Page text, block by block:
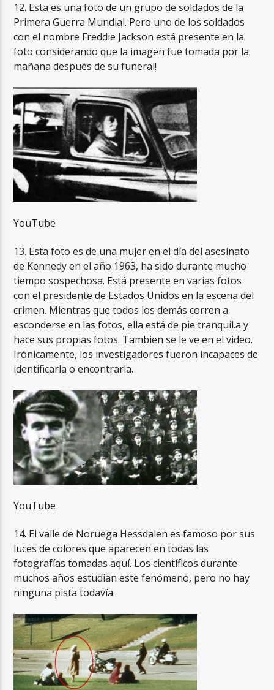
12. Esta es una foto de un grupo de soldados de la
Primera Guerra Mundial. Pero uno de los soldados
con el nombre Freddie Jackson está presente en la
foto considerando que la imagen fue tomada por la
mañana después de su funeral!
YouTube
13. Esta foto es de una mujer en el día del asesinato
de Kennedy en el año 1963, ha sido durante mucho
tiempo sospechosa. Está presente en varias fotos
con el presidente de Estados Unidos en la escena del
crimen. Mientras que todos los demás corren a
esconderse en las fotos, ella está de pie tranquil.a y
hace sus propias fotos. Tambien se le ve en el video.
Irónicamente, los investigadores fueron incapaces de
identificarla o encontrarla.
YouTube
14. El valle de Noruega Hessdalen es famoso por sus
luces de colores que aparecen en todas las
fotografías tomadas aquí. Los científicos durante
muchos años estudian este fenómeno, pero no hay
ninguna pista todavía.